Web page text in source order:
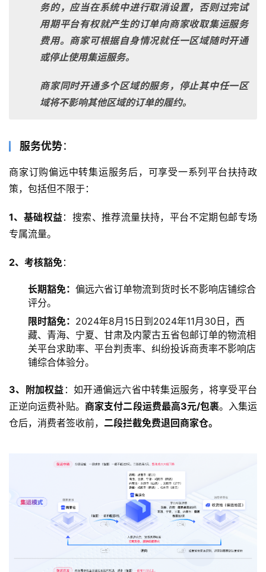
务的，应当在系统中进行取消设置，否则过完试
用期平台有权就产生的订单向商家收取集运服务
费用。商家可根据自身情况就任一区域随时开通
或停止使用集运服务。
商家同时开通多个区域的服务，停止其中任一区
域将不影响其他区域的订单的履约。
服务优势：
商家订购偏远中转集运服务后，可享受一系列平台扶持政
策，包括但不限于：
1、基础权益：搜索、推荐流量扶持，平台不定期包邮专场
专属流量。
2、考核豁免：
长期豁免： 偏远六省订单物流到货时长不影响店铺综合
评分。
限时豁免： 2024年8月15日到2024年11月30日，西
藏、青海、宁夏、甘肃及内蒙古五省包邮订单的物流相
关平台求助率、平台判责率、纠纷投诉商责率不影响店
铺综合体验分。
3、附加权益 ：如开通偏远六省中转集运服务，将享受平台
正逆向运费补贴。商家支付二段运费最高3元/包裹。入集运
仓后，消费者签收前， 二段拦截免费退回商家仓。